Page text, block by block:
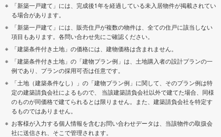
「新築一戸建て」には、完成後1年を経過している未入居物件が掲載されてい
る場合があります。
「新築一戸建て」には、販売住戸が複数の物件は、全ての住戸に該当しない
項目もあります。各問い合わせ先にご確認ください。
「建築条件付き土地」の価格には、建物価格は含まれません。
「建築条件付き土地」の「建物プラン例」は、土地購入者の設計プランの一
例であり、プランの採用可否は任意です。
「土地（建築条件なし）」の「建物プラン例」に関して、そのプラン例は特
定の建築請負会社によるもので、 当該建築請負会社以外で建てた場合、同様
のものが同価格で建てられるとは限りません。また、建築請負会社を特定す
るものではありません。
お客様が入力する個人情報を含むお問い合わせデータは、当該物件の取扱会
社に送信され、そこで管理されます。